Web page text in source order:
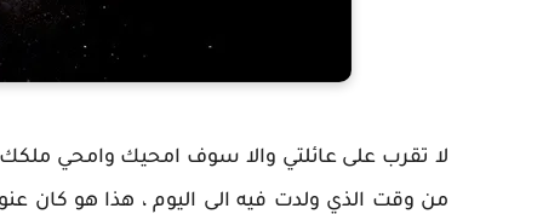
لا تقرب على عائلتي والا سوف امحيك وامحي
من وقت الذي ولدت فيه الى اليوم ، هذا هو كان